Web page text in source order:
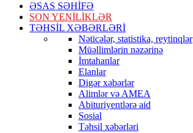
ƏSAS SƏHİFƏ
SON YENİLİKLƏR
TƏHSİL XƏBƏRLƏRİ
Nəticələr, statistika, reytinqlər
Müəllimlərin nəzərinə
İmtahanlar
Elanlar
Digər xəbərlər
Alimlər və AMEA
Abituriyentlərə aid
Sosial
Təhsil xəbərləri